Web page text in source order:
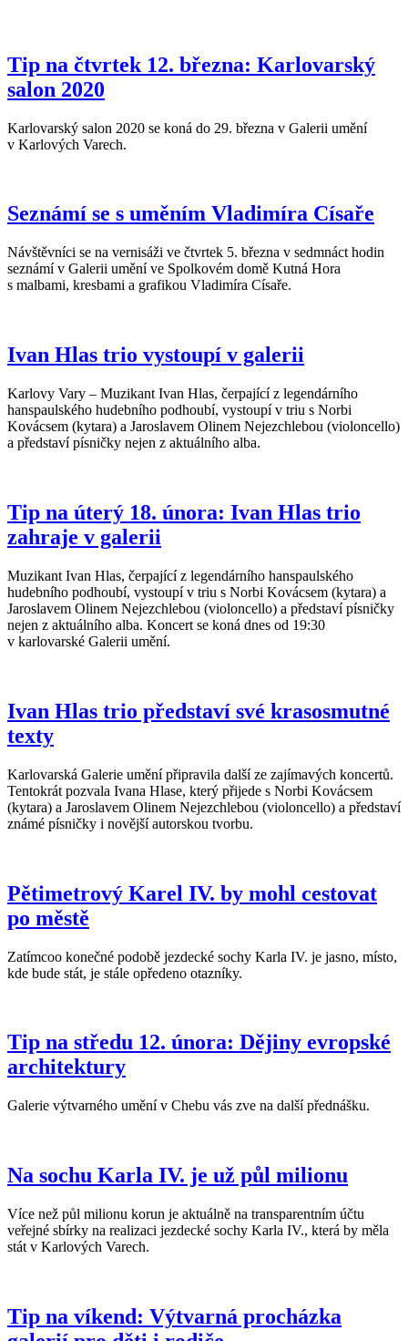
Tip na čtvrtek 12. března: Karlovarský
salon 2020
Karlovarský salon 2020 se koná do 29. března v Galerii umění
v Karlových Varech.
Seznámí se s uměním Vladimíra Císaře
Návštěvníci se na vernisáži ve čtvrtek 5. března v sedmnáct hodin
seznámí v Galerii umění ve Spolkovém domě Kutná Hora
s malbami, kresbami a grafikou Vladimíra Císaře.
Ivan Hlas trio vystoupí v galerii
Karlovy Vary – Muzikant Ivan Hlas, čerpající z legendárního
hanspaulského hudebního podhoubí, vystoupí v triu s Norbi
Kovácsem (kytara) a Jaroslavem Olinem Nejezchlebou (violoncello)
a představí písničky nejen z aktuálního alba.
Tip na úterý 18. února: Ivan Hlas trio
zahraje v galerii
Muzikant Ivan Hlas, čerpající z legendárního hanspaulského
hudebního podhoubí, vystoupí v triu s Norbi Kovácsem (kytara) a
Jaroslavem Olinem Nejezchlebou (violoncello) a představí písničky
nejen z aktuálního alba. Koncert se koná dnes od 19:30
v karlovarské Galerii umění.
Ivan Hlas trio představí své krasosmutné
texty
Karlovarská Galerie umění připravila další ze zajímavých koncertů.
Tentokrát pozvala Ivana Hlase, který přijede s Norbi Kovácsem
(kytara) a Jaroslavem Olinem Nejezchlebou (violoncello) a představí
známé písničky i novější autorskou tvorbu.
Pětimetrový Karel IV. by mohl cestovat
po městě
Zatímcoo konečné podobě jezdecké sochy Karla IV. je jasno, místo,
kde bude stát, je stále opředeno otazníky.
Tip na středu 12. února: Dějiny evropské
architektury
Galerie výtvarného umění v Chebu vás zve na další přednášku.
Na sochu Karla IV. je už půl milionu
Více než půl milionu korun je aktuálně na transparentním účtu
veřejné sbírky na realizaci jezdecké sochy Karla IV., která by měla
stát v Karlových Varech.
Tip na víkend: Výtvarná procházka